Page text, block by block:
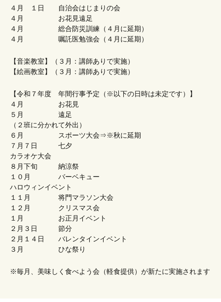
４月 １日 自治会はじまりの会
４月 お花見遠足
４月 総合防災訓練（４月に延期）
４月 嘱託医勉強会（４月に延期）
【音楽教室】（３月：講師ありで実施）
【絵画教室】（３月：講師ありで実施）
【令和７年度 年間行事予定（※以下の日時は未定です）】
４月 お花見
５月 遠足
（２班に分かれて外出）
６月 スポーツ大会⇒※秋に延期
７月７日 七夕
カラオケ大会
８月下旬 納涼祭
１０月 バーベキュー
ハロウィンイベント
１１月 将門マラソン大会
１２月 クリスマス会
１月 お正月イベント
２月３日 節分
２月１４日 バレンタインイベント
３月 ひな祭り
※毎月、美味しく食べよう会（軽食提供）が新たに実施されます